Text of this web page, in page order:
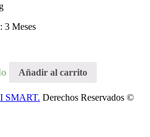
3 Meses
Añadir al carrito
SMART. Derechos Reservados ©